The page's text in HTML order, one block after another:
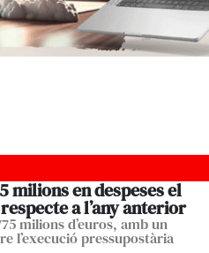
milions en despeses el
a l’any anterior
milions d’euros, amb un
l’execució pressupostària